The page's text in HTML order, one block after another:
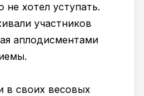
не хотел уступать.
участников
аплодисментами
в своих весовых